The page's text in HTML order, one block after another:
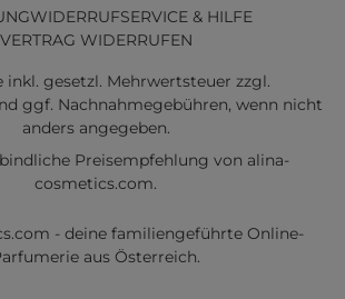
WIDERRUFSERVICE & HILFE
VERTRAG WIDERRUFEN
inkl. gesetzl. Mehrwertsteuer zzgl.
ggf. Nachnahmegebühren, wenn nicht
anders angegeben.
Preisempfehlung von alina-
cosmetics.com.
- deine familiengeführte Online-
aus Österreich.